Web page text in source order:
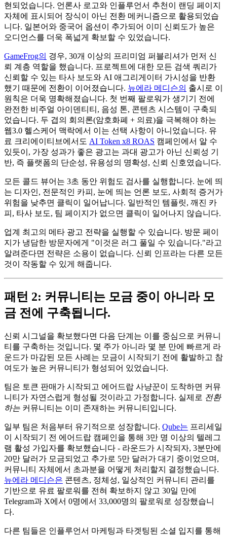
현되었습니다. 언론사 로고와 인플루언서 추천이 랜딩 페이지
자체에 표시되어 장식이 아닌 전환 메커니즘으로 활용되었습
니다. 일본어와 중국어 옵션이 추가되어 이미 신뢰도가 높은
오디언스를 더욱 폭넓게 확보할 수 있었습니다.
GameFrog의 경우, 30개 이상의 프리미엄 퍼블리셔가 먼저 신
뢰 계층 역할을 했습니다. 프로젝트에 대한 모든 검색 쿼리가
신뢰할 수 있는 타사 보도와 AI 애그리게이터 가시성을 반환
했기 때문에 전환이 이어졌습니다. 뉴에라 메디슨의 출시로 이
원칙은 더욱 명확해졌습니다. 첫 번째 팔로워가 생기기 전에
완전한 비주얼 아이덴티티, 음성 톤, 콘텐츠 시스템이 구축되
었습니다. 두 겹의 회의론(암호화폐 + 의료)을 극복해야 하는
웹3.0 헬스케어 맥락에서 이는 선택 사항이 아니었습니다. 유
료 크리에이티브에서도 AI Token x8 ROAS 캠페인에서 알 수
있듯이, 가장 성과가 좋은 광고는 과대 광고가 아닌 신뢰성 기
반, 즉 플랫폼의 단순성, 유용성의 명확성, 신뢰 신호였습니다.
모든 콜드 뷰어는 3초 동안 위험도 검사를 실행합니다. 눈에 띄
는 디자인, 전문적인 카피, 눈에 띄는 언론 보도, 사회적 증거가
위험을 낮추면 클릭이 일어납니다. 일반적인 템플릿, 깨진 카
피, 타사 보도, 팀 페이지가 없으면 클릭이 일어나지 않습니다.
업계 최고의 메타 광고 전략을 실행할 수 있습니다. 방문 페이
지가 냉담한 방문자에게 "이것은 러그 풀일 수 있습니다."라고
알려준다면 전략은 소용이 없습니다. 신뢰 인프라는 다른 모든
것이 작동할 수 있게 해줍니다.
패턴 2: 커뮤니티는 모금 중이 아니라 모
금 전에 구축됩니다.
신뢰 시그널을 확보했다면 다음 단계는 이를 중심으로 커뮤니
티를 구축하는 것입니다. 몇 주가 아니라 몇 분 만에 빠르게 라
운드가 마감된 모든 사례는 모금이 시작되기 전에 활발하고 참
여도가 높은 커뮤니티가 형성되어 있었습니다.
팀은 토큰 판매가 시작되고 에어드랍 사냥꾼이 도착하면 커뮤
니티가 자연스럽게 형성될 것이라고 가정합니다. 실제로 전환
하는 커뮤니티는 이미 존재하는 커뮤니티입니다.
일부 팀은 처음부터 유기적으로 성장합니다. Qube는 프리세일
이 시작되기 전 에어드랍 캠페인을 통해 3만 명 이상의 텔레그
램 활성 가입자를 확보했습니다 - 라운드가 시작되자, 3분만에
20만 달러가 모금되었고 추가로 5만 달러가 대기 중이었으며,
커뮤니티 자체에서 초과분을 어떻게 처리할지 결정했습니다.
뉴에라 메디슨은 콘텐츠, 정체성, 일상적인 커뮤니티 관리를
기반으로 유료 팔로워를 전혀 확보하지 않고 30일 만에
Telegram과 X에서 0명에서 33,000명의 팔로워로 성장했습니
다.
다른 팀들은 인플루언서 마케팅과 타겟팅된 소셜 입지를 통해